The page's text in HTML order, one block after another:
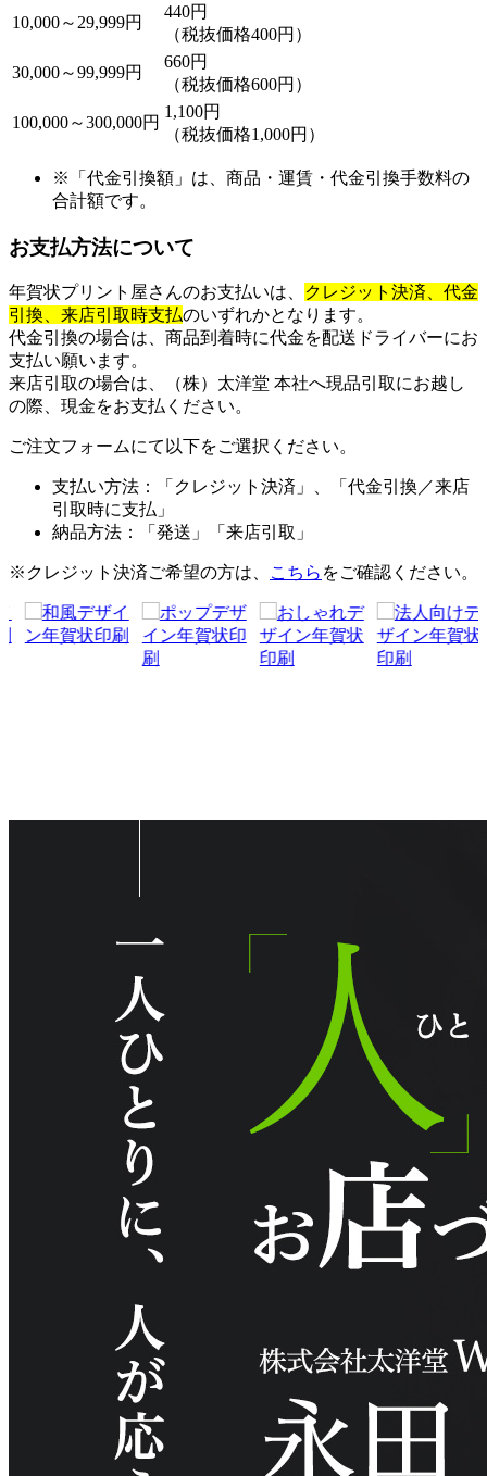
10,000～29,999円
440円
（税抜価格400円）
30,000～99,999円
660円
（税抜価格600円）
100,000～300,000円
1,100円
（税抜価格1,000円）
※「代金引換額」は、商品・運賃・代金引換手数料の
合計額です。
お支払方法について
年賀状プリント屋さんのお支払いは、
クレジット決済、代金
引換、 来店引取時支払のいずれかとなります。
代金引換の場合は、商品到着時に代金を配送ドライバーにお
支払い願います。
来店引取の場合は、（株）太洋堂 本社へ現品引取にお越し
の際、現金をお支払ください。
ご注文フォームにて以下をご選択ください。
支払い方法：「クレジット決済」、「代金引換／来店
引取時に支払」
納品方法：「発送」「来店引取」
※クレジット決済ご希望の方は、 こちら をご確認ください。